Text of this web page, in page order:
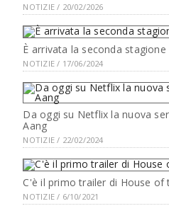
NOTIZIE / 20/02/2026
È arrivata la seconda
NOTIZIE / 17/06/2024
Da oggi su Netflix la nuova
Aang
NOTIZIE / 22/02/2024
C'è il primo trailer di House of
NOTIZIE / 6/10/2021